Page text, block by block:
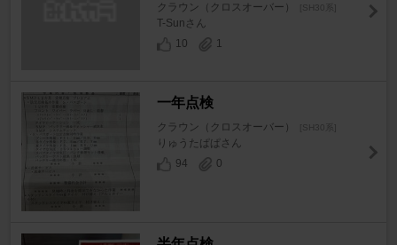
クラウン（クロスオーバー） [SH30系]
T-Sunさん
10
1
一年点検
クラウン（クロスオーバー） [SH30系]
りゅうたぱぱさん
94
0